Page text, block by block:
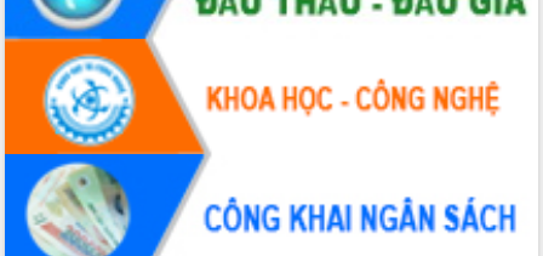
Phó Chủ tịch UBND tỉnh Đắk Lắk
Trương Công Thái kiểm tra thực địa
Dự án cao tốc Khánh Hòa - Buôn Ma
Thuột
Định vị cà phê Việt Nam như một “di
sản sống” trong dòng chảy toàn cầu
Xây dựng nông thôn mới: Nâng cao đời
sống người dân từ những mô hình thiết
thực